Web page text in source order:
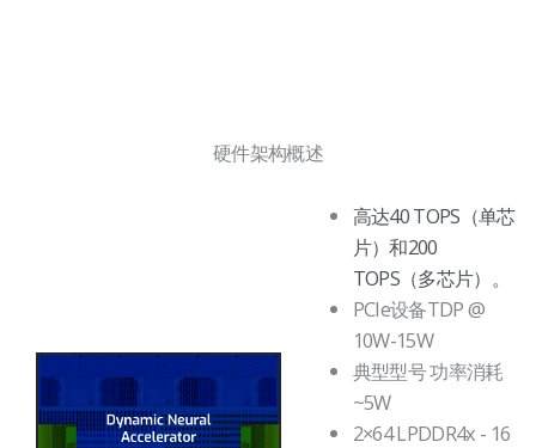
硬件架构概述
高达40 TOPS（单芯
片）和200
TOPS（多芯片）。
PCIe设备TDP @
10W-15W
典型型号 功率消耗
~5W
2×64 LPDDR4x - 16